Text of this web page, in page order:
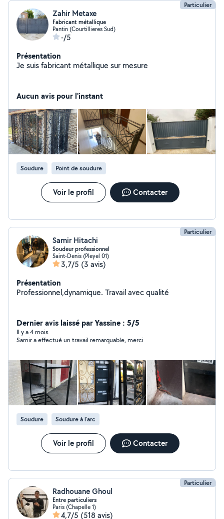
Particulier
Zahir Metaxe
Fabricant métallique
Pantin (Courtillieres Sud)
-/5
Présentation
Je suis fabricant métallique sur mesure
Aucun avis pour l'instant
Soudure Point de soudure
Voir le profil Contacter
Particulier
Samir Hitachi
Soudeur professionnel
Saint-Denis (Pleyel 01)
3,7/5 (3 avis)
Présentation
Professionnel,dynamique. Travail avec qualité
Dernier avis laissé par Yassine : 5/5
Il y a 4 mois
Samir a effectué un travail remarquable, merci
Soudure Soudure à l'arc
Voir le profil Contacter
Particulier
Radhouane Ghoul
Entre particuliers
Paris (Chapelle 1)
4,7/5 (518 avis)